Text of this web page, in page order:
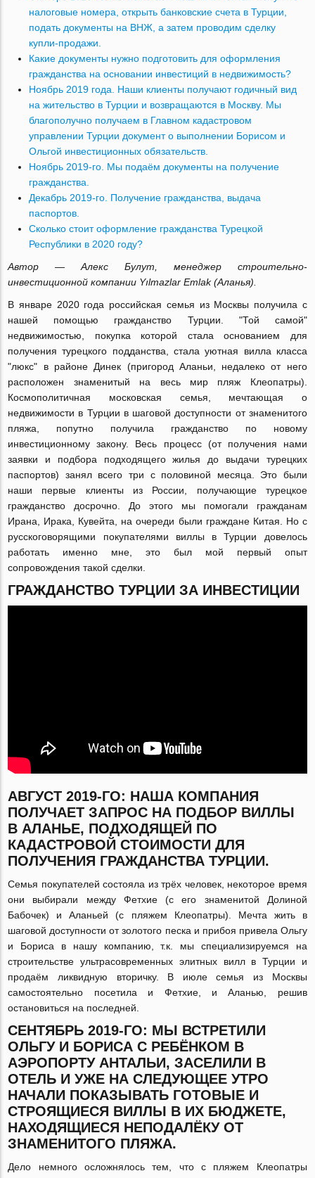
налоговые номера, открыть банковские счета в Турции,
подать документы на ВНЖ, а затем проводим сделку
купли-продажи.
Какие документы нужно подготовить для оформления
гражданства на основании инвестиций в недвижимость?
Ноябрь 2019 года. Наши клиенты получают годичный вид
на жительство в Турции и возвращаются в Москву. Мы
благополучно получаем в Главном кадастровом
управлении Турции документ о выполнении Борисом и
Ольгой инвестиционных обязательств.
Ноябрь 2019-го. Мы подаём документы на получение
гражданства.
Декабрь 2019-го. Получение гражданства, выдача
паспортов.
Сколько стоит оформление гражданства Турецкой
Республики в 2020 году?
Автор — Алекс Булут, менеджер строительно-
инвестиционной компании Yılmazlar Emlak (Аланья).
В январе 2020 года российская семья из Москвы получила с
нашей помощью гражданство Турции. "Той самой"
недвижимостью, покупка которой стала основанием для
получения турецкого подданства, стала уютная вилла класса
"люкс" в районе Динек (пригород Аланьи, недалеко от него
расположен знаменитый на весь мир пляж Клеопатры).
Космополитичная московская семья, мечтающая о
недвижимости в Турции в шаговой доступности от знаменитого
пляжа, попутно получила гражданство по новому
инвестиционному закону. Весь процесс (от получения нами
заявки и подбора подходящего жилья до выдачи турецких
паспортов) занял всего три с половиной месяца. Это были
наши первые клиенты из России, получающие турецкое
гражданство досрочно. До этого мы помогали гражданам
Ирана, Ирака, Кувейта, на очереди были граждане Китая. Но с
русскоговорящими покупателями виллы в Турции довелось
работать именно мне, это был мой первый опыт
сопровождения такой сделки.
ГРАЖДАНСТВО ТУРЦИИ ЗА ИНВЕСТИЦИИ
АВГУСТ 2019-ГО: НАША КОМПАНИЯ
ПОЛУЧАЕТ ЗАПРОС НА ПОДБОР ВИЛЛЫ
В АЛАНЬЕ, ПОДХОДЯЩЕЙ ПО
КАДАСТРОВОЙ СТОИМОСТИ ДЛЯ
ПОЛУЧЕНИЯ ГРАЖДАНСТВА ТУРЦИИ.
Семья покупателей состояла из трёх человек, некоторое время
они выбирали между Фетхие (с его знаменитой Долиной
Бабочек) и Аланьей (с пляжем Клеопатры). Мечта жить в
шаговой доступности от золотого песка и прибоя привела Ольгу
и Бориса в нашу компанию, т.к. мы специализируемся на
строительстве ультрасовременных элитных вилл в Турции и
продаём ликвидную вторичку. В июле семья из Москвы
самостоятельно посетила и Фетхие, и Аланью, решив
остановиться на последней.
СЕНТЯБРЬ 2019-ГО: МЫ ВСТРЕТИЛИ
ОЛЬГУ И БОРИСА С РЕБЁНКОМ В
АЭРОПОРТУ АНТАЛЬИ, ЗАСЕЛИЛИ В
ОТЕЛЬ И УЖЕ НА СЛЕДУЮЩЕЕ УТРО
НАЧАЛИ ПОКАЗЫВАТЬ ГОТОВЫЕ И
СТРОЯЩИЕСЯ ВИЛЛЫ В ИХ БЮДЖЕТЕ,
НАХОДЯЩИЕСЯ НЕПОДАЛЁКУ ОТ
ЗНАМЕНИТОГО ПЛЯЖА.
Дело немного осложнялось тем, что с пляжем Клеопатры